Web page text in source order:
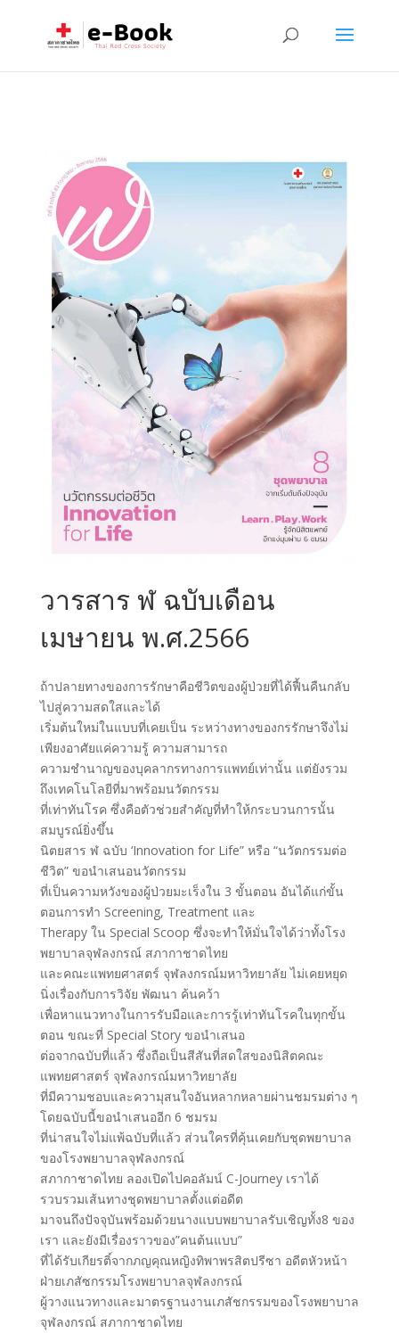
วารสาร ฬ ฉบับเดือน
เมษายน พ.ศ.2566
ถ้าปลายทางของการรักษาคือชีวิตของผู้ป่วยที่ได้ฟื้นคืนกลับ
ไปสู่ความสดใสและได้
เริ่มต้นใหม่ในแบบที่เคยเป็น ระหว่างทางของกรรักษาจึงไม่
เพียงอาศัยแค่ความรู้ ความสามารถ
ความชำนาญของบุคลากรทางการแพทย์เท่านั้น แต่ยังรวม
ถึงเทคโนโลยีที่มาพร้อมนวัตกรรม
ที่เท่าทันโรค ซึ่งคือตัวช่วยสำคัญที่ทำให้กระบวนการนั้น
สมบูรณ์ยิ่งขึ้น
นิตยสาร ฬ ฉบับ ‘Innovation for Life” หรือ “นวัตกรรมต่อ
ชีวิต” ขอนำเสนอนวัตกรรม
ที่เป็นความหวังของผู้ป่วยมะเร็งใน 3 ขั้นตอน อันได้แก่ขั้น
ตอนการทำ Screening, Treatment และ
Therapy ใน Special Scoop ซึ่งจะทำให้มั่นใจได้ว่าทั้งโรง
พยาบาลจุฬลงกรณ์ สภากาชาดไทย
และคณะแพทยศาสตร์ จุฬลงกรณ์มหาวิทยาลัย ไม่เคยหยุด
นิ่งเรื่องกับการวิจัย พัฒนา ค้นคว้า
เพื่อหาแนวทางในการรับมือและการรู้เท่าทันโรคในทุกขั้น
ตอน ขณะที่ Special Story ขอนำเสนอ
ต่อจากฉบับที่แล้ว ซึ่งถือเป็นสีสันที่สดใสของนิสิตคณะ
แพทยศาสตร์ จุฬลงกรณ์มหาวิทยาลัย
ที่มีความชอบและความุสนใจอันหลากหลายผ่านชมรมต่าง ๆ
โดยฉบับนี้ขอนำเสนออีก 6 ชมรม
ที่น่าสนใจไม่แพ้ฉบับที่แล้ว ส่วนใครที่คุ้นเคยกับชุดพยาบาล
ของโรงพยาบาลจุฬลงกรณ์
สภากาชาดไทย ลองเปิดไปคอลัมน์ C-Journey เราได้
รวบรวมเส้นทางชุดพยาบาลตั้งแต่อดีต
มาจนถึงปัจจุบันพร้อมด้วยนางแบบพยาบาลรับเชิญทั้ง8 ของ
เรา และยังมีเรื่องราวของ”คนต้นแบบ”
ที่ได้รับเกียรติ์จากภญคุณหญิงทิพาพรสิตปรีซา อดีตหัวหน้า
ฝ่ายเภสัซกรรมโรงพยาบาลจุฬลงกรณ์
ผู้วางแนวทางและมาตรฐานงานเภสัชกรรมของโรงพยาบาล
จุฬลงกรณ์ สภากาชาดไทย